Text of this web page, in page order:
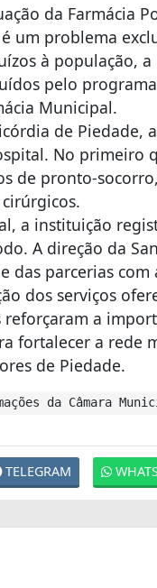
da Farmácia
um problema
à população,
pelo
Municipal.
de Piedade,
No primeiro
de pronto-
a instituição
A direção da
das parcerias
dos serviços
a
fortalecer a rede
de Piedade.
da Câmara
TELEGRAM